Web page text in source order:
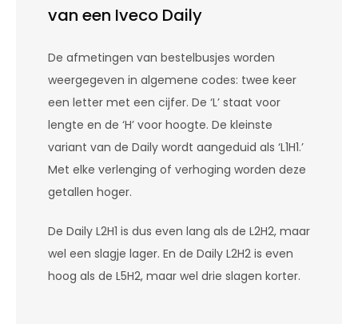
van een Iveco Daily
De afmetingen van bestelbusjes worden
weergegeven in algemene codes: twee keer
een letter met een cijfer. De ‘L’ staat voor
lengte en de ‘H’ voor hoogte. De kleinste
variant van de Daily wordt aangeduid als ‘L1H1.’
Met elke verlenging of verhoging worden deze
getallen hoger.
De Daily L2H1 is dus even lang als de L2H2, maar
wel een slagje lager. En de Daily L2H2 is even
hoog als de L5H2, maar wel drie slagen korter.